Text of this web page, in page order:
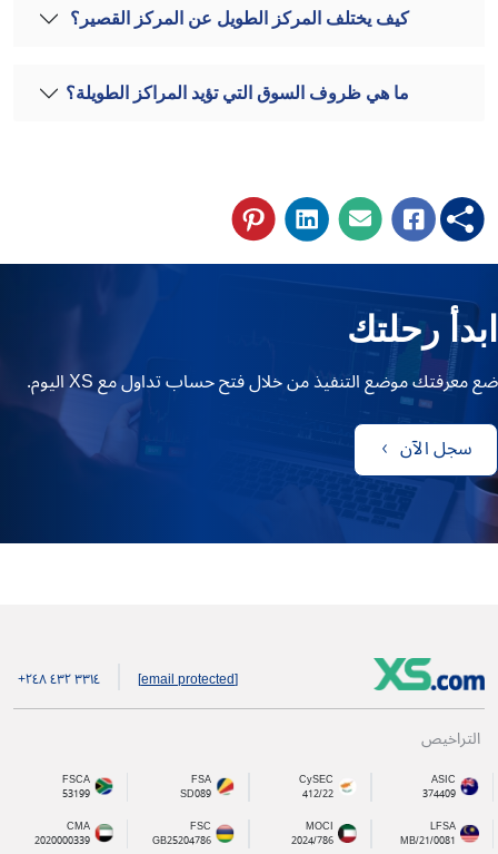
كيف يختلف المركز الطويل عن المركز القصير؟
ما هي ظروف السوق التي تؤيد المراكز الطويلة؟
ابدأ رحلتك
ضع معرفتك موضع التنفيذ من خلال فتح حساب تداول مع XS اليوم.
سجل الآن
[email protected] +۲٤۸ ٤۳۲ ۳۳۱٤
التراخيص
ASIC
374409
CySEC
412/22
FSA
SD089
FSCA
53199
LFSA
MB/21/0081
MOCI
2024/786
FSC
GB25204786
CMA
2020000339